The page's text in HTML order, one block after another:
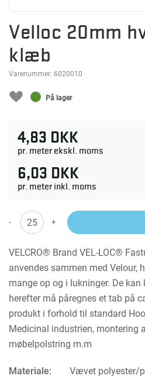
Velloc 20mm
klæb
Varenummer: 6020010
På lager
4,83 DKK
pr. meter ekskl. moms
6,03 DKK
pr. meter inkl. moms
- +
VELCRO® Brand VEL-LOC®
anvendes sammen med Velour,
mange op og i lukninger. De kan
herefter må påregnes et tab på
produkt i forhold til standard
Medicinal industrien, montering
møbelpolstring m.m
Materiale:
Vævet polyester/